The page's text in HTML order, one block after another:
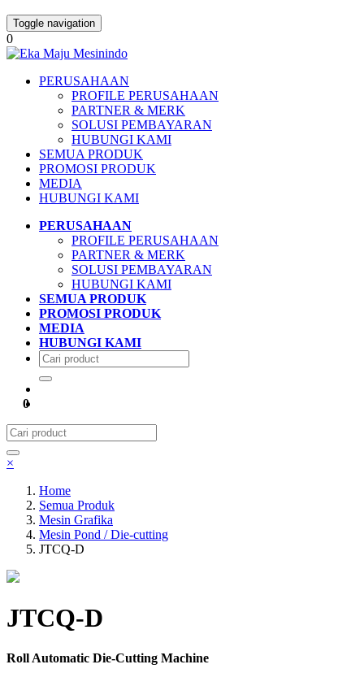
Toggle navigation
0
PERUSAHAAN
PROFILE PERUSAHAAN
PARTNER & MERK
SOLUSI PEMBAYARAN
HUBUNGI KAMI
SEMUA PRODUK
PROMOSI PRODUK
MEDIA
HUBUNGI KAMI
PERUSAHAAN
PROFILE PERUSAHAAN
PARTNER & MERK
SOLUSI PEMBAYARAN
HUBUNGI KAMI
SEMUA PRODUK
PROMOSI PRODUK
MEDIA
HUBUNGI KAMI
0
×
Home
Semua Produk
Mesin Grafika
Mesin Pond / Die-cutting
JTCQ-D
JTCQ-D
Roll Automatic Die-Cutting Machine